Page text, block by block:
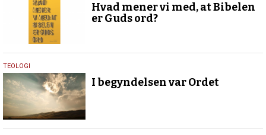
Hvad mener vi med, at Bibelen
er Guds ord?
23.
september
2016
TEOLOGI
I begyndelsen var Ordet